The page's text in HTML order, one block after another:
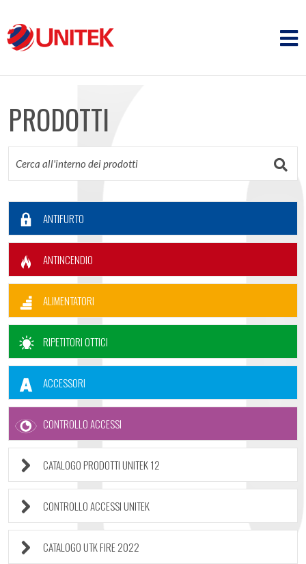
PRODOTTI
ANTIFURTO
ANTINCENDIO
ALIMENTATORI
RIPETITORI OTTICI
ACCESSORI
CONTROLLO ACCESSI
CATALOGO PRODOTTI UNITEK 12
CONTROLLO ACCESSI UNITEK
CATALOGO UTK FIRE 2022